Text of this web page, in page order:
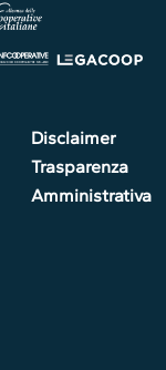
Disclaimer
Trasparenza
Amministrativa